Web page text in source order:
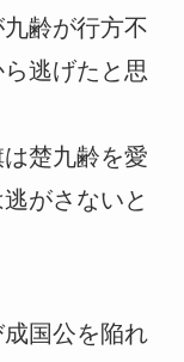
齢が行方不
逃げたと思
楚九齢を愛
がさないと
国公を陥れ